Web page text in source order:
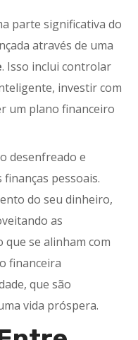
parte significativa do
através de uma
. Isso inclui controlar
investir com
um plano financeiro
desenfreado e
pessoais.
do seu dinheiro,
as
se alinham com
financeira
que são
vida próspera.